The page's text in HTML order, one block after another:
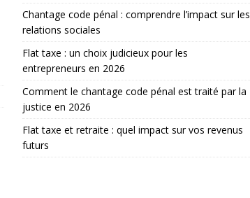
Chantage code pénal : comprendre l’impact sur les
relations sociales
Flat taxe : un choix judicieux pour les
entrepreneurs en 2026
Comment le chantage code pénal est traité par la
justice en 2026
Flat taxe et retraite : quel impact sur vos revenus
futurs